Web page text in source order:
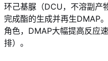
环己基脲（DCU，不溶副产
完成酯的生成并再生DMAP
角色，DMAP大幅提高反应
排）。